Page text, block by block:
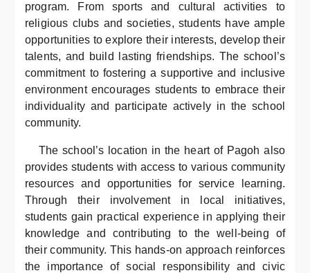
program. From sports and cultural activities to
religious clubs and societies, students have ample
opportunities to explore their interests, develop their
talents, and build lasting friendships. The school’s
commitment to fostering a supportive and inclusive
environment encourages students to embrace their
individuality and participate actively in the school
community.
The school’s location in the heart of Pagoh also
provides students with access to various community
resources and opportunities for service learning.
Through their involvement in local initiatives,
students gain practical experience in applying their
knowledge and contributing to the well-being of
their community. This hands-on approach reinforces
the importance of social responsibility and civic